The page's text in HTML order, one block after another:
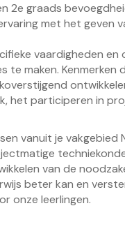
2e graads
met het geven
vaardigheden
maken. Kenmerken
het participeren in
vanuit je vakgebied
van de
beter kan en
onze leerlingen.